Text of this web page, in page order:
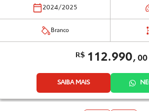
2024/2025
Branco
R$112.990, 00
SAIBA MAIS